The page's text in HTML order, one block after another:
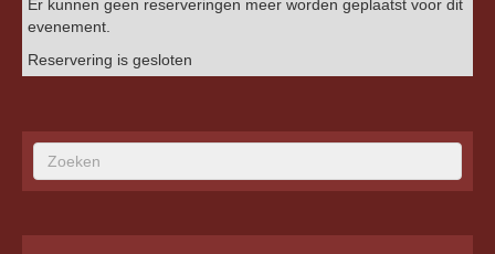
Er kunnen geen reserveringen meer worden geplaatst voor dit
evenement.
Reservering is gesloten